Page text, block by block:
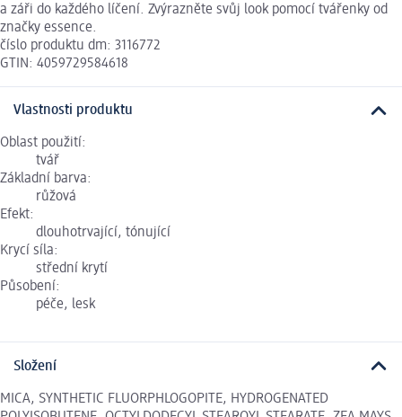
a záři do každého líčení. Zvýrazněte svůj look pomocí tvářenky od
značky essence.
číslo produktu dm: 3116772
GTIN: 4059729584618
Vlastnosti produktu
Oblast použití:
tvář
Základní barva:
růžová
Efekt:
dlouhotrvající, tónující
Krycí síla:
střední krytí
Působení:
péče, lesk
Složení
MICA, SYNTHETIC FLUORPHLOGOPITE, HYDROGENATED